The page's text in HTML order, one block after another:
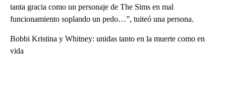
tanta gracia como un personaje de The Sims en mal
funcionamiento soplando un pedo…”, tuiteó una persona.
Bobbi Kristina y Whitney: unidas tanto en la muerte como en
vida